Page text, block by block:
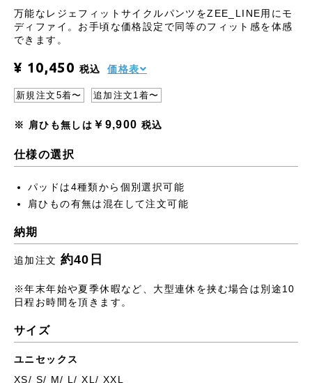
万能なレジェフィットサイクルパンツをZEE_LINE用にモ
ディファイ。お手頃な価格設定で同等のフィット感を体感
できます。
¥ 10,450 税込 価格表
新規注文5着〜 追加注文1着〜
※ 肩ひも無しは ￥9,900税込
仕様の選択
パッドは4種類から個別選択可能
肩ひもの有無は混在して注文可能
納期
追加注文 約40日
※年末年始や夏季休暇など、大型連休を挟む場合は別途10
日程お時間を頂きます。
サイズ
ユニセックス
XS/ S/ M/ L/ XL/ XXL